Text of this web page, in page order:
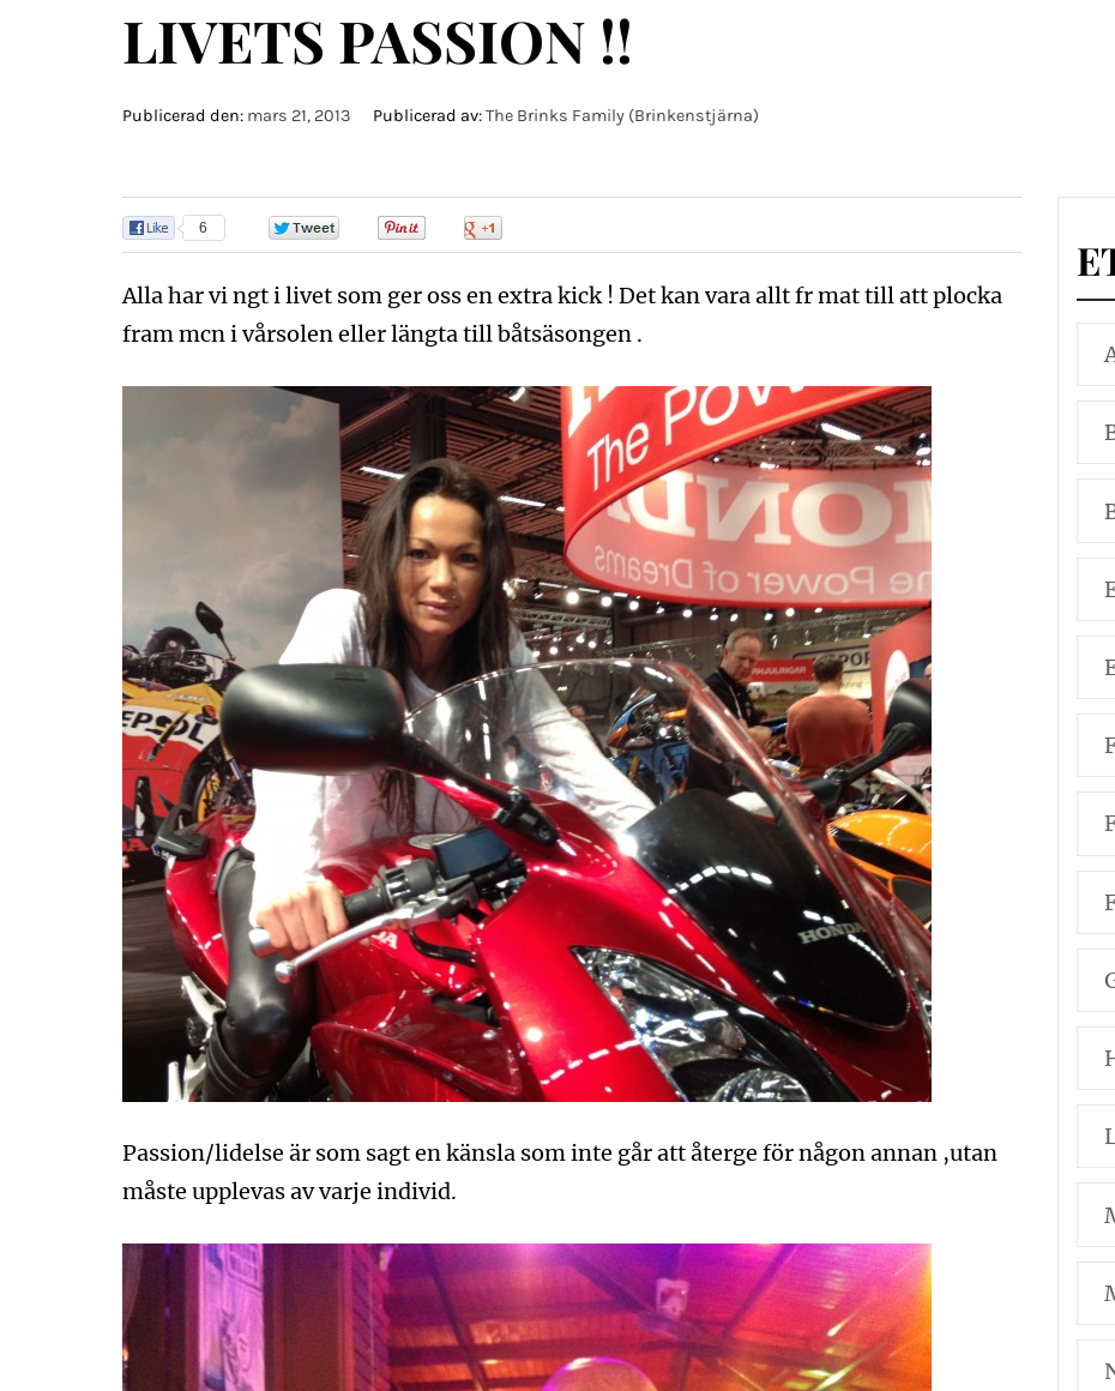
LIVETS PASSION !!
Publicerad den: mars 21, 2013 Publicerad av:The Brinks Family (Brinkenstjärna)
6
Alla har vi ngt i livet som ger oss en extra kick ! Det kan vara allt fr mat till att plocka
fram mcn i vårsolen eller längta till båtsäsongen .
Passion/lidelse är som sagt en känsla som inte går att återge för någon annan ,utan
måste upplevas av varje individ.